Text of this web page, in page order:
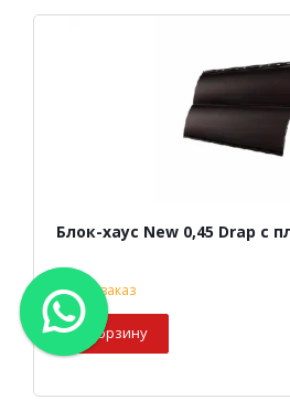
Блок-хаус New 0,45 Drap с
под заказ
В корзину